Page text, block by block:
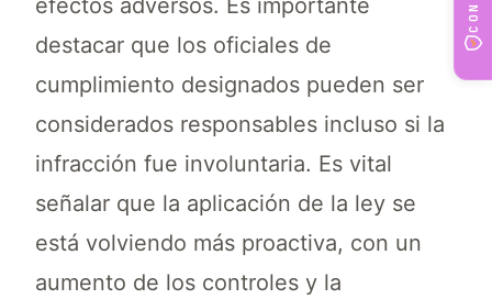
efectos adversos. Es importante
destacar que los oficiales de
cumplimiento designados pueden ser
considerados responsables incluso si la
infracción fue involuntaria. Es vital
señalar que la aplicación de la ley se
está volviendo más proactiva, con un
aumento de los controles y la